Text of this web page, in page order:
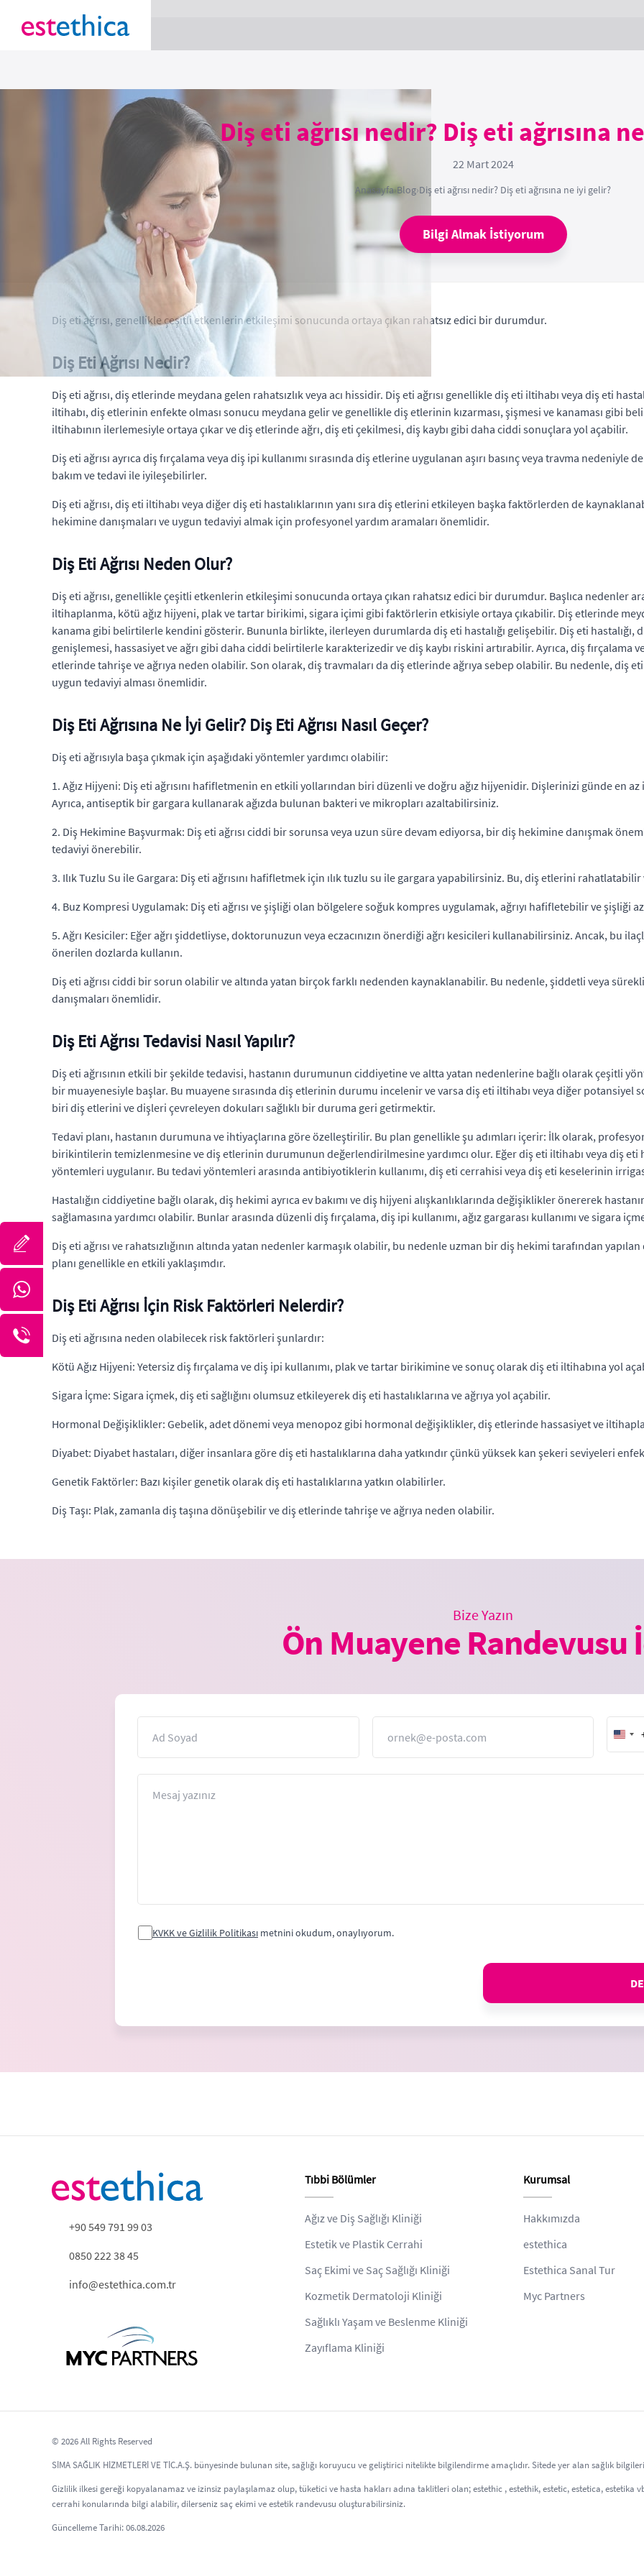
Diş eti ağrısı nedir? Diş eti ağrısına
22 Mart 2024
Anasayfa›Blog›Diş eti ağrısı nedir? Diş eti ağrısına ne iyi gelir?
Bilgi Almak İstiyorum
Diş eti ağrısı, genellikle çeşitli etkenlerin etkileşimi sonucunda ortaya çıkan rahatsız edici bir durumdur.
Diş Eti Ağrısı Nedir?
Diş eti ağrısı, diş etlerinde meydana gelen rahatsızlık veya acı hissidir. Diş eti ağrısı genellikle diş eti iltihabı veya diş eti
iltihabı, diş etlerinin enfekte olması sonucu meydana gelir ve genellikle diş etlerinin kızarması, şişmesi ve kanaması gibi
iltihabının ilerlemesiyle ortaya çıkar ve diş etlerinde ağrı, diş eti çekilmesi, diş kaybı gibi daha ciddi sonuçlara yol açabilir.
Diş eti ağrısı ayrıca diş fırçalama veya diş ipi kullanımı sırasında diş etlerine uygulanan aşırı basınç veya travma
bakım ve tedavi ile iyileşebilirler.
Diş eti ağrısı, diş eti iltihabı veya diğer diş eti hastalıklarının yanı sıra diş etlerini etkileyen başka faktörlerden de
hekimine danışmaları ve uygun tedaviyi almak için profesyonel yardım aramaları önemlidir.
Diş Eti Ağrısı Neden Olur?
Diş eti ağrısı, genellikle çeşitli etkenlerin etkileşimi sonucunda ortaya çıkan rahatsız edici bir durumdur. Başlıca nedenler
iltihaplanma, kötü ağız hijyeni, plak ve tartar birikimi, sigara içimi gibi faktörlerin etkisiyle ortaya çıkabilir. Diş etlerinde
kanama gibi belirtilerle kendini gösterir. Bununla birlikte, ilerleyen durumlarda diş eti hastalığı gelişebilir. Diş eti hastalığı,
genişlemesi, hassasiyet ve ağrı gibi daha ciddi belirtilerle karakterizedir ve diş kaybı riskini artırabilir. Ayrıca, diş fırçalama ve
etlerinde tahrişe ve ağrıya neden olabilir. Son olarak, diş travmaları da diş etlerinde ağrıya sebep olabilir. Bu nedenle, diş
uygun tedaviyi alması önemlidir.
Diş Eti Ağrısına Ne İyi Gelir? Diş Eti Ağrısı Nasıl Geçer?
Diş eti ağrısıyla başa çıkmak için aşağıdaki yöntemler yardımcı olabilir:
1. Ağız Hijyeni: Diş eti ağrısını hafifletmenin en etkili yollarından biri düzenli ve doğru ağız hijyenidir. Dişlerinizi günde en
Ayrıca, antiseptik bir gargara kullanarak ağızda bulunan bakteri ve mikropları azaltabilirsiniz.
2. Diş Hekimine Başvurmak: Diş eti ağrısı ciddi bir sorunsa veya uzun süre devam ediyorsa, bir diş hekimine danışmak
tedaviyi önerebilir.
3. Ilık Tuzlu Su ile Gargara: Diş eti ağrısını hafifletmek için ılık tuzlu su ile gargara yapabilirsiniz. Bu, diş etlerini
4. Buz Kompresi Uygulamak: Diş eti ağrısı ve şişliği olan bölgelere soğuk kompres uygulamak, ağrıyı hafifletebilir ve şişliği
5. Ağrı Kesiciler: Eğer ağrı şiddetliyse, doktorunuzun veya eczacınızın önerdiği ağrı kesicileri kullanabilirsiniz. Ancak, bu
önerilen dozlarda kullanın.
Diş eti ağrısı ciddi bir sorun olabilir ve altında yatan birçok farklı nedenden kaynaklanabilir. Bu nedenle, şiddetli veya
danışmaları önemlidir.
Diş Eti Ağrısı Tedavisi Nasıl Yapılır?
Diş eti ağrısının etkili bir şekilde tedavisi, hastanın durumunun ciddiyetine ve altta yatan nedenlerine bağlı olarak çeşitli
bir muayenesiyle başlar. Bu muayene sırasında diş etlerinin durumu incelenir ve varsa diş eti iltihabı veya diğer
biri diş etlerini ve dişleri çevreleyen dokuları sağlıklı bir duruma geri getirmektir.
Tedavi planı, hastanın durumuna ve ihtiyaçlarına göre özelleştirilir. Bu plan genellikle şu adımları içerir: İlk olarak,
birikintilerin temizlenmesine ve diş etlerinin durumunun değerlendirilmesine yardımcı olur. Eğer diş eti iltihabı veya diş eti
yöntemleri uygulanır. Bu tedavi yöntemleri arasında antibiyotiklerin kullanımı, diş eti cerrahisi veya diş eti keselerinin
Hastalığın ciddiyetine bağlı olarak, diş hekimi ayrıca ev bakımı ve diş hijyeni alışkanlıklarında değişiklikler önererek
sağlamasına yardımcı olabilir. Bunlar arasında düzenli diş fırçalama, diş ipi kullanımı, ağız gargarası kullanımı ve sigara
Diş eti ağrısı ve rahatsızlığının altında yatan nedenler karmaşık olabilir, bu nedenle uzman bir diş hekimi tarafından
planı genellikle en etkili yaklaşımdır.
Diş Eti Ağrısı İçin Risk Faktörleri Nelerdir?
Diş eti ağrısına neden olabilecek risk faktörleri şunlardır:
Kötü Ağız Hijyeni: Yetersiz diş fırçalama ve diş ipi kullanımı, plak ve tartar birikimine ve sonuç olarak diş eti iltihabına yol
Sigara İçme: Sigara içmek, diş eti sağlığını olumsuz etkileyerek diş eti hastalıklarına ve ağrıya yol açabilir.
Hormonal Değişiklikler: Gebelik, adet dönemi veya menopoz gibi hormonal değişiklikler, diş etlerinde hassasiyet ve
Diyabet: Diyabet hastaları, diğer insanlara göre diş eti hastalıklarına daha yatkındır çünkü yüksek kan şekeri seviyeleri
Genetik Faktörler: Bazı kişiler genetik olarak diş eti hastalıklarına yatkın olabilirler.
Diş Taşı: Plak, zamanla diş taşına dönüşebilir ve diş etlerinde tahrişe ve ağrıya neden olabilir.
Bize Yazın
Ön Muayene Randevusu
+1
KVKK ve Gizlilik Politikası metnini okudum, onaylıyorum.
+90 549 791 99 03
0850 222 38 45
info@estethica.com.tr
Tıbbi Bölümler
Ağız ve Diş Sağlığı Kliniği
Estetik ve Plastik Cerrahi
Saç Ekimi ve Saç Sağlığı Kliniği
Kozmetik Dermatoloji Kliniği
Sağlıklı Yaşam ve Beslenme Kliniği
Zayıflama Kliniği
Kurumsal
Hakkımızda
estethica
Estethica Sanal Tur
Myc Partners
© 2026 All Rights Reserved
SİMA SAĞLIK HİZMETLERİ VE TİC.A.Ş. bünyesinde bulunan site, sağlığı koruyucu ve geliştirici nitelikte bilgilendirme amaçlıdır. Sitede yer alan sağlık
Gizlilik ilkesi gereği kopyalanamaz ve izinsiz paylaşılamaz olup, tüketici ve hasta hakları adına taklitleri olan; estethic , estethik, estetic, estetica, estetika
cerrahi konularında bilgi alabilir, dilerseniz saç ekimi ve estetik randevusu oluşturabilirsiniz.
Güncelleme Tarihi: 06.08.2026